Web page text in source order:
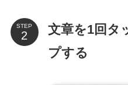
STEP
文章を1回タ
プする